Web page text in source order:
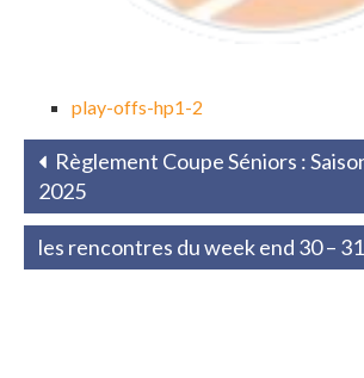
play-offs-hp1-2
Règlement Coupe Séniors :
2025
les rencontres du week end 30 –